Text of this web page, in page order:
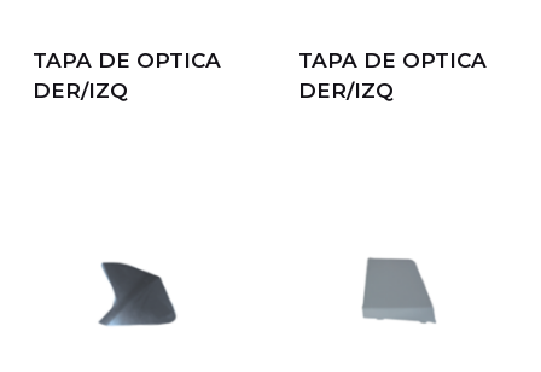
TAPA DE OPTICA
DER/IZQ
TAPA DE OPTICA
DER/IZQ